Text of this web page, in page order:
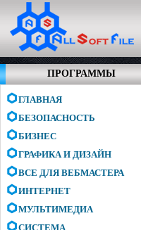
ПРОГРАММЫ
ГЛАВНАЯ
БЕЗОПАСНОСТЬ
БИЗНЕС
ГРАФИКА И ДИЗАЙН
ВСЕ ДЛЯ ВЕБМАСТЕРА
ИНТЕРНЕТ
МУЛЬТИМЕДИА
СИСТЕМА